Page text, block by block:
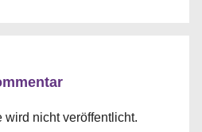
wird nicht veröffentlicht.